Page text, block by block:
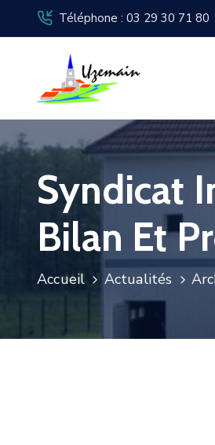
Téléphone : 03 29 30 71 80
Syndicat
Bilan Et
Accueil Actualités